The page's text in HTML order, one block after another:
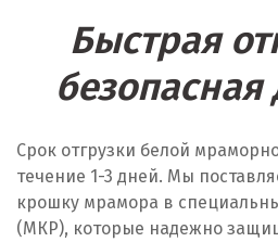
Быстрая
безопасная
Срок отгрузки белой
течение 1-3 дней. Мы
крошку мрамора в
(МКР), которые надежно